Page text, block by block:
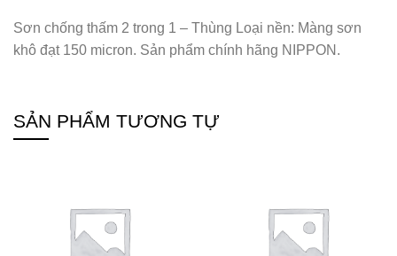
Sơn chống thấm 2 trong 1 – Thùng Loại nền: Màng sơn
khô đạt 150 micron. Sản phẩm chính hãng NIPPON.
SẢN PHẨM TƯƠNG TỰ